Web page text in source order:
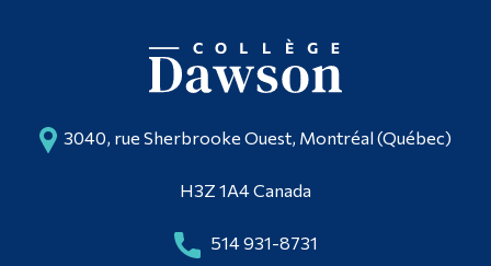
3040, rue Sherbrooke Ouest, Montréal (Québec)
H3Z 1A4 Canada
514 931-8731